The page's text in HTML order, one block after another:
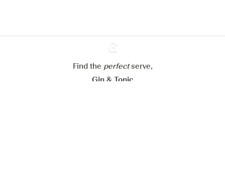
Ginventory
Find the perfectserve,
Gin & Tonic